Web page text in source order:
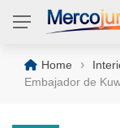
Home ›
Embajador de